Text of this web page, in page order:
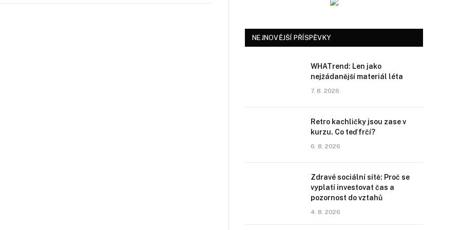
NEJNOVĚJŠÍ PŘÍSPĚVKY
WHATrend: Len jako
nejžádanější materiál léta
7. 8. 2026
Retro kachličky jsou zase v
kurzu. Co teď frčí?
6. 8. 2026
Zdravé sociální sítě: Proč se
vyplatí investovat čas a
pozornost do vztahů
4. 8. 2026